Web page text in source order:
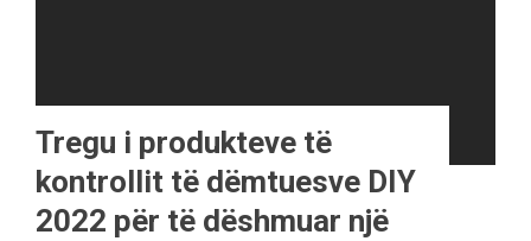
Tregu i produkteve të
kontrollit të dëmtuesve DIY
2022 për të dëshmuar një